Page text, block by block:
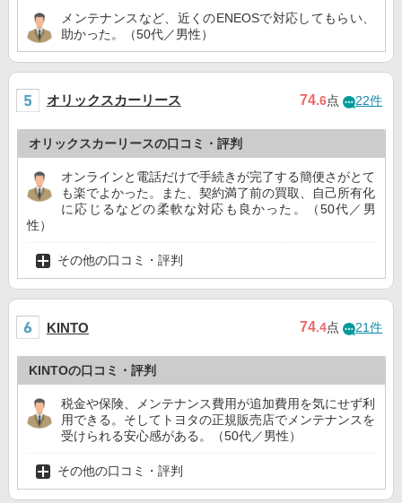
メンテナンスなど、近くのENEOSで対応してもらい、
助かった。（50代／男性）
オリックスカーリース 74.6点 22件
オリックスカーリースの口コミ・評判
オンラインと電話だけで手続きが完了する簡便さがとて
も楽でよかった。また、契約満了前の買取、自己所有化
に応じるなどの柔軟な対応も良かった。（50代／男
性）
その他の口コミ・評判
KINTO 74.4点 21件
KINTOの口コミ・評判
税金や保険、メンテナンス費用が追加費用を気にせず利
用できる。そしてトヨタの正規販売店でメンテナンスを
受けられる安心感がある。（50代／男性）
その他の口コミ・評判